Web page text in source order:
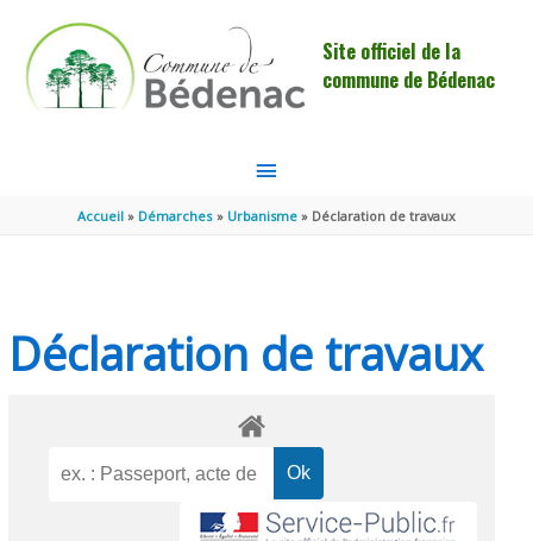
Site officiel de la
commune de Bédenac
MENU
PRINCIPAL
Accueil Démarches Urbanisme Déclaration de travaux
Déclaration de travaux